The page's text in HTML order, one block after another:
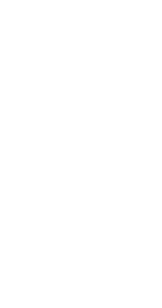
des
oder
die zuständige